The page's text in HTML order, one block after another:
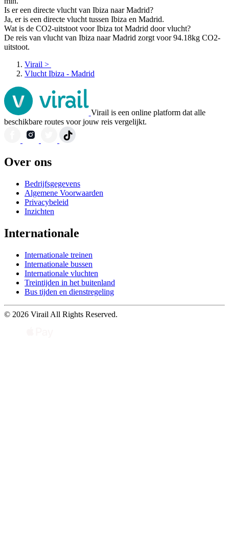
Is er een directe vlucht van Ibiza naar Madrid?
Ja, er is een directe vlucht tussen Ibiza en Madrid.
Wat is de CO2-uitstoot voor Ibiza tot Madrid door vlucht?
De reis van vlucht van Ibiza naar Madrid zorgt voor 94.18kg CO2-
uitstoot.
Virail >
Vlucht Ibiza - Madrid
Virail is een online platform dat alle
beschikbare routes voor jouw reis vergelijkt.
Over ons
Bedrijfsgegevens
Algemene Voorwaarden
Privacybeleid
Inzichten
Internationale
Internationale treinen
Internationale bussen
Internationale vluchten
Treintijden in het buitenland
Bus tijden en dienstregeling
© 2026 Virail All Rights Reserved.